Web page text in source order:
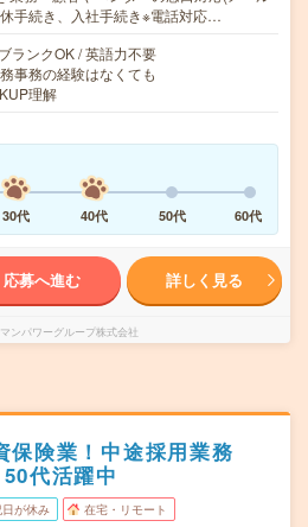
手続き、入社手続き※電話対応…
ランクOK / 英語力不要
事務の経験はなくても
理解
30代 40代 50代 60代
応募へ進む 詳しく見る
マンパワーグループ株式会社
保険業！中途採用業務
代活躍中
日が休み 在宅・リモート